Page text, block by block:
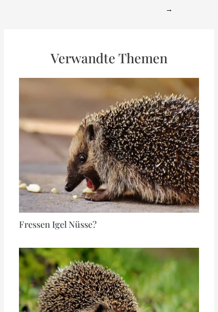
→
Verwandte Themen
Fressen Igel Nüsse?